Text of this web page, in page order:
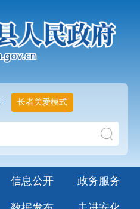
长者关爱模式
信息公开 政务服务